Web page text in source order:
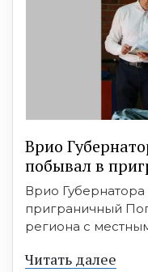
Врио
побывал в
Врио Губернатора
приграничный
региона с
Читать далее